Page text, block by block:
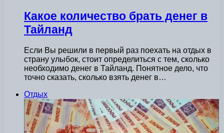
Какое количество брать денег в
Тайланд
Если Вы решили в первый раз поехать на отдых в
страну улыбок, стоит определиться с тем, сколько
необходимо денег в Тайланд. Понятное дело, что
точно сказать, сколько взять денег в…
Отдых